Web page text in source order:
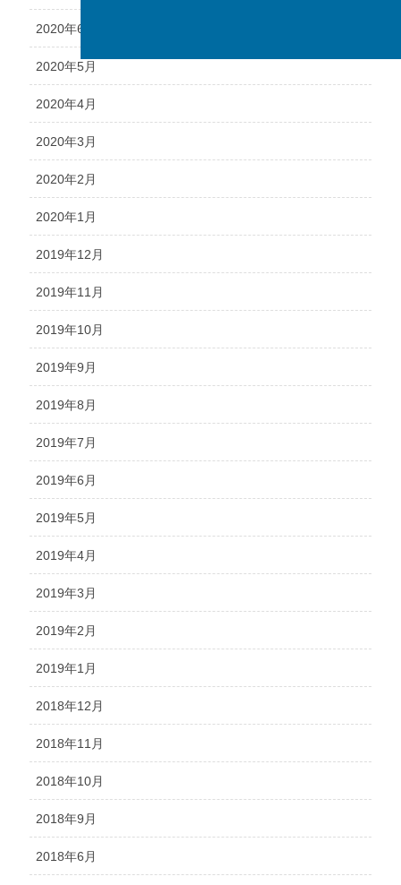
2020年6月
2020年5月
2020年4月
2020年3月
2020年2月
2020年1月
2019年12月
2019年11月
2019年10月
2019年9月
2019年8月
2019年7月
2019年6月
2019年5月
2019年4月
2019年3月
2019年2月
2019年1月
2018年12月
2018年11月
2018年10月
2018年9月
2018年6月